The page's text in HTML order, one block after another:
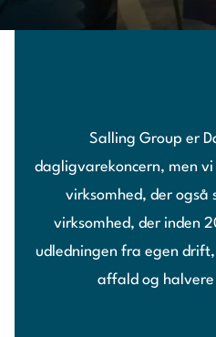
Salling Group er
dagligvarekoncern, men
virksomhed, der også
virksomhed, der inden
udledningen fra egen
affald og